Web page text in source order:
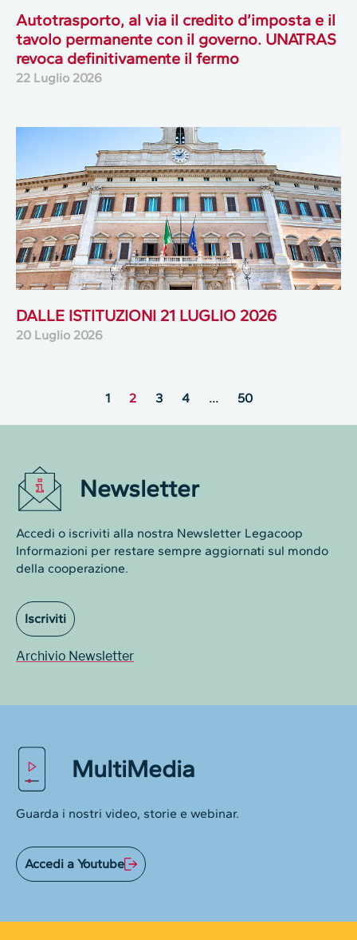
Autotrasporto, al via il credito d’imposta e il
tavolo permanente con il governo. UNATRAS
revoca definitivamente il fermo
22 Luglio 2026
DALLE ISTITUZIONI 21 LUGLIO 2026
20 Luglio 2026
1 2 3 4 … 50
Newsletter
Accedi o iscriviti alla nostra Newsletter Legacoop
Informazioni per restare sempre aggiornati sul mondo
della cooperazione.
Iscriviti
Archivio Newsletter
MultiMedia
Guarda i nostri video, storie e webinar.
Accedi a Youtube